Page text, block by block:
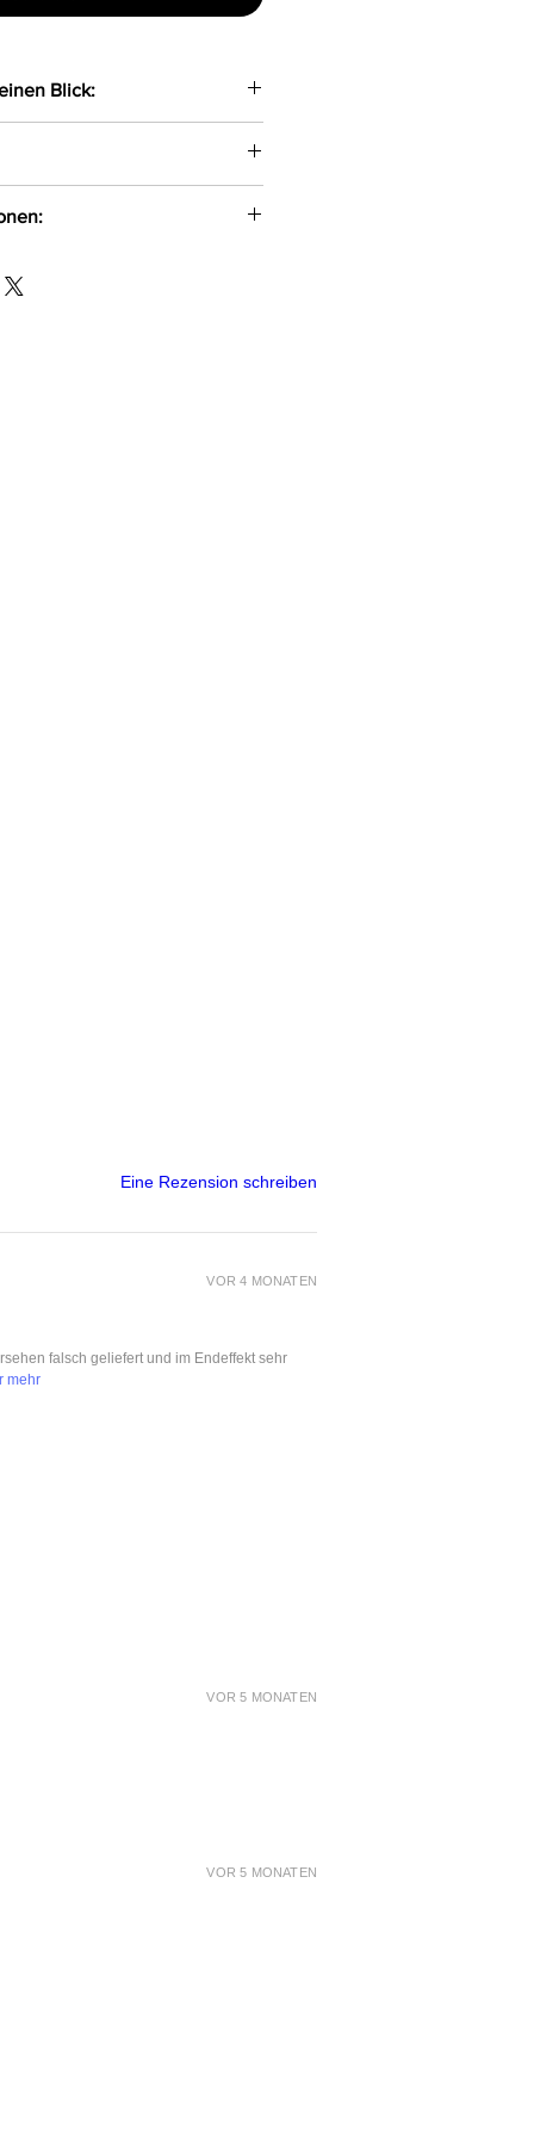
Blick:
Material sowie zarter
Träger am Rücken sind
2-fach verstellbaren
kontakt@passion.pl
Eine Rezension schreiben
VOR 4 MONATEN
falsch geliefert und im Endeffekt sehr
mehr
VOR 5 MONATEN
VOR 5 MONATEN